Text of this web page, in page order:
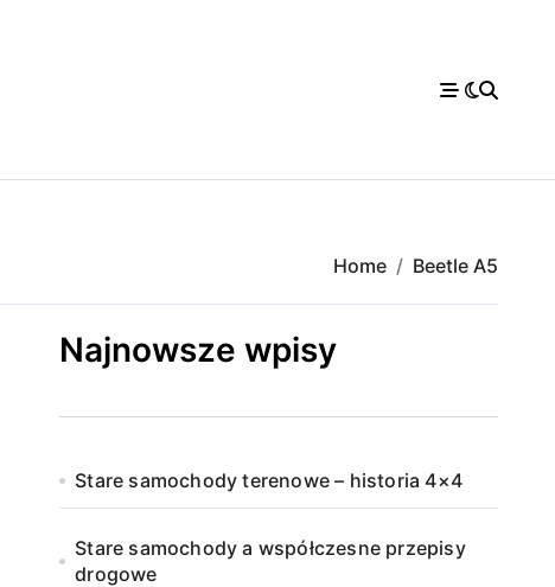
Home Beetle A5
Najnowsze wpisy
Stare samochody terenowe – historia 4×4
Stare samochody a współczesne przepisy
drogowe